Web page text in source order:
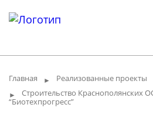
Главная ► Реализованные проекты
►
Строительство Краснополянских
“Биотехпрогресс”